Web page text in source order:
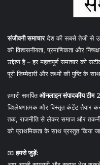
संजीवनी समाचारदेश की सबसे तेजी से
की विश्वसनीयता, प्रमाणिकता और
उद्देश्य है – हर महत्वपूर्ण समाचार को
पूरी जिम्मेदारी और तथ्यों की पुष्टि के
हमारी समर्पितऑनलाइन संपादकीय टीम
विश्लेषणात्मक और विस्तृत कंटेंट तैयार
तक, राजनीति से लेकर समाज और
को प्राथमिकता के साथ प्रस्तुत किया
📧हमसे जुड़ें: